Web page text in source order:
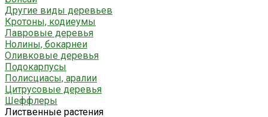
Другие виды деревьев
Кротоны, кодиеумы
Лавровые деревья
Нолины, бокарнеи
Оливковые деревья
Подокарпусы
Полисциасы, аралии
Цитрусовые деревья
Шеффлеры
Лиственные растения